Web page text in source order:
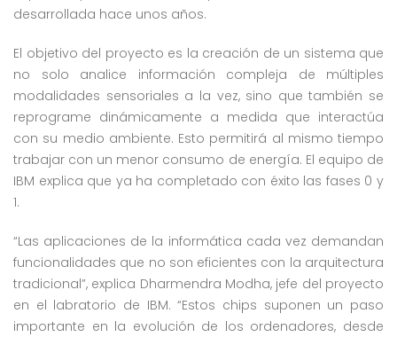
desarrollada hace unos años.
El objetivo del proyecto es la creación de un sistema que
no solo analice información compleja de múltiples
modalidades sensoriales a la vez, sino que también se
reprograme dinámicamente a medida que interactúa
con su medio ambiente. Esto permitirá al mismo tiempo
trabajar con un menor consumo de energía. El equipo de
IBM explica que ya ha completado con éxito las fases 0 y
1.
“Las aplicaciones de la informática cada vez demandan
funcionalidades que no son eficientes con la arquitectura
tradicional”, explica Dharmendra Modha, jefe del proyecto
en el labratorio de IBM. “Estos chips suponen un paso
importante en la evolución de los ordenadores, desde